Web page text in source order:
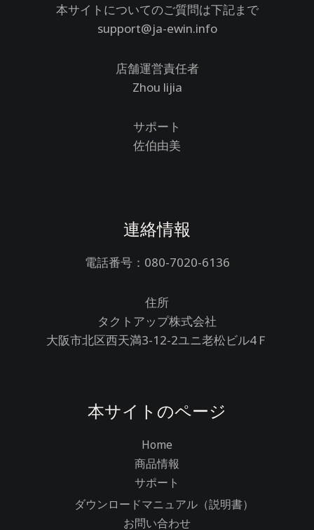
本サイトについてのご質問は下記まで
support@ja-ewin.info
店舗運営責任者
Zhou lijia
サポート
佐伯由美
連絡情報
電話番号：080-7020-6136
住所
タクトアップ株式会社
大阪市北区西天満3-12-2ユニ老松ビル4Ｆ
本サイトのページ
Home
商品情報
サポート
ダウンロードマニュアル（説明書）
お問い合わせ